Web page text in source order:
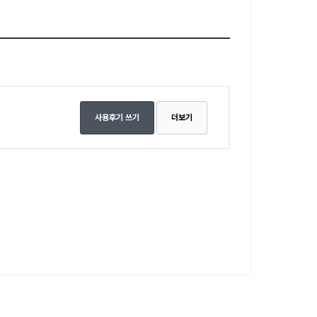
사용후기 쓰기 더보기